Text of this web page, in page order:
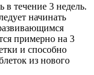
в течение 3 недель.
начинать
примерно на 3
и способно
из нового